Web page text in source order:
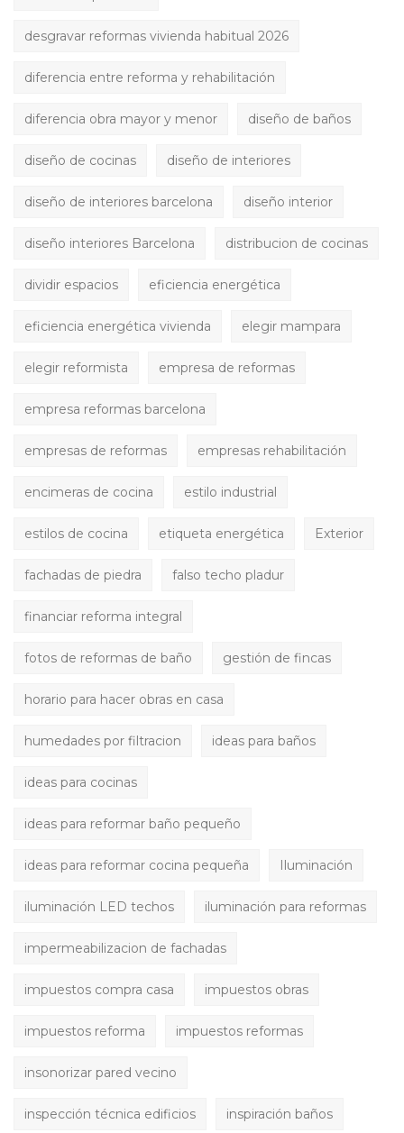
desgravar reformas vivienda habitual 2026
diferencia entre reforma y rehabilitación
diferencia obra mayor y menor diseño de baños
diseño de cocinas diseño de interiores
diseño de interiores barcelona diseño interior
diseño interiores Barcelona distribucion de cocinas
dividir espacios eficiencia energética
eficiencia energética vivienda elegir mampara
elegir reformista empresa de reformas
empresa reformas barcelona
empresas de reformas empresas rehabilitación
encimeras de cocina estilo industrial
estilos de cocina etiqueta energética Exterior
fachadas de piedra falso techo pladur
financiar reforma integral
fotos de reformas de baño gestión de fincas
horario para hacer obras en casa
humedades por filtracion ideas para baños
ideas para cocinas
ideas para reformar baño pequeño
ideas para reformar cocina pequeña Iluminación
iluminación LED techos iluminación para reformas
impermeabilizacion de fachadas
impuestos compra casa impuestos obras
impuestos reforma impuestos reformas
insonorizar pared vecino
inspección técnica edificios inspiración baños